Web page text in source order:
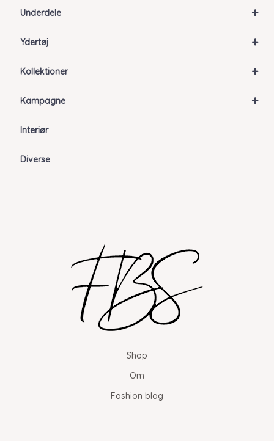
+
Underdele
+
Ydertøj
+
Kollektioner
+
Kampagne
Interiør
Diverse
Shop
Om
Fashion blog